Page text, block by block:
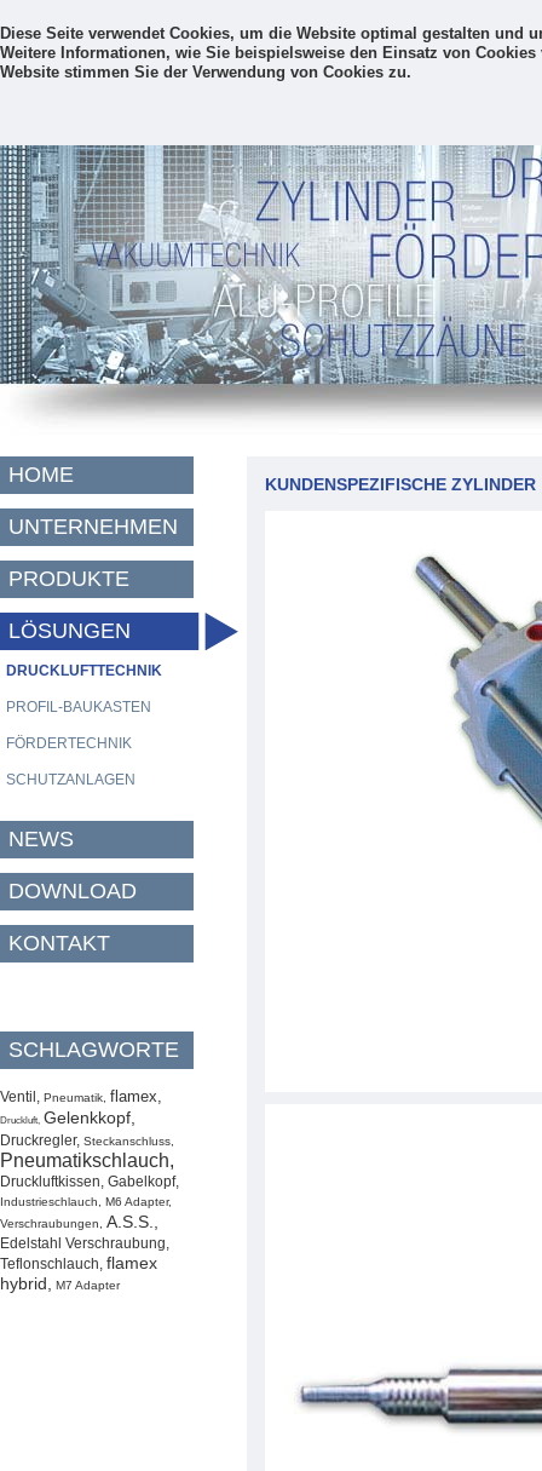
Diese Seite verwendet Cookies, um die Website optimal gestalten und
Weitere Informationen, wie Sie beispielsweise den Einsatz von
Website stimmen Sie der Verwendung von Cookies zu.
HOME
UNTERNEHMEN
PRODUKTE
LÖSUNGEN
DRUCKLUFTTECHNIK
PROFIL-BAUKASTEN
FÖRDERTECHNIK
SCHUTZANLAGEN
NEWS
DOWNLOAD
KONTAKT
SCHLAGWORTE
Ventil , Pneumatik flamex,
Druckluft, Gelenkkopf
Druckregler, Steckanschluss
Pneumatikschlauch,
Druckluftkissen, Gabelkopf,
Industrieschlauch M6 Adapter,
Verschraubungen
A.S.S.
Edelstahl Verschraubung,
Teflonschlauch, flamex
hybrid
M7 Adapter
KUNDENSPEZIFISCHE ZYLINDER